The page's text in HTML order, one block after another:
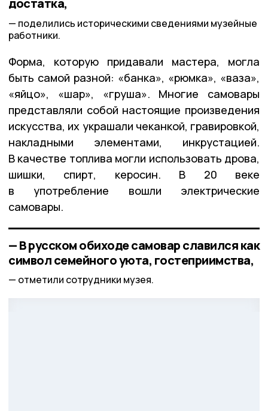
достатка,
поделились историческими сведениями музейные
работники.
Форма, которую придавали мастера, могла
быть самой разной: «банка», «рюмка», «ваза»,
«яйцо», «шар», «груша». Многие самовары
представляли собой настоящие произведения
искусства, их украшали чеканкой, гравировкой,
накладными элементами, инкрустацией.
В качестве топлива могли использовать дрова,
шишки, спирт, керосин. В 20 веке
в употребление вошли электрические
самовары.
— В русском обиходе самовар славился как
символ семейного уюта, гостеприимства,
отметили сотрудники музея.